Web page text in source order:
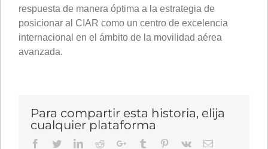
respuesta de manera óptima a la estrategia de
posicionar al CIAR como un centro de excelencia
internacional en el ámbito de la movilidad aérea
avanzada.
Para compartir esta historia, elija
cualquier plataforma
Facebook
TwitterLinkedIn
RedditGoogle+Tumblr Pinterest
Vk Email